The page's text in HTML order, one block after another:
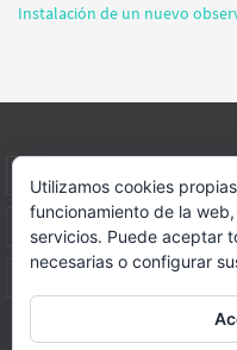
Instalación de un nuevo
VIDEOS
Página web realizada por
Utilizamos cookies
funcionamiento de la
servicios. Puede aceptar
necesarias o configurar